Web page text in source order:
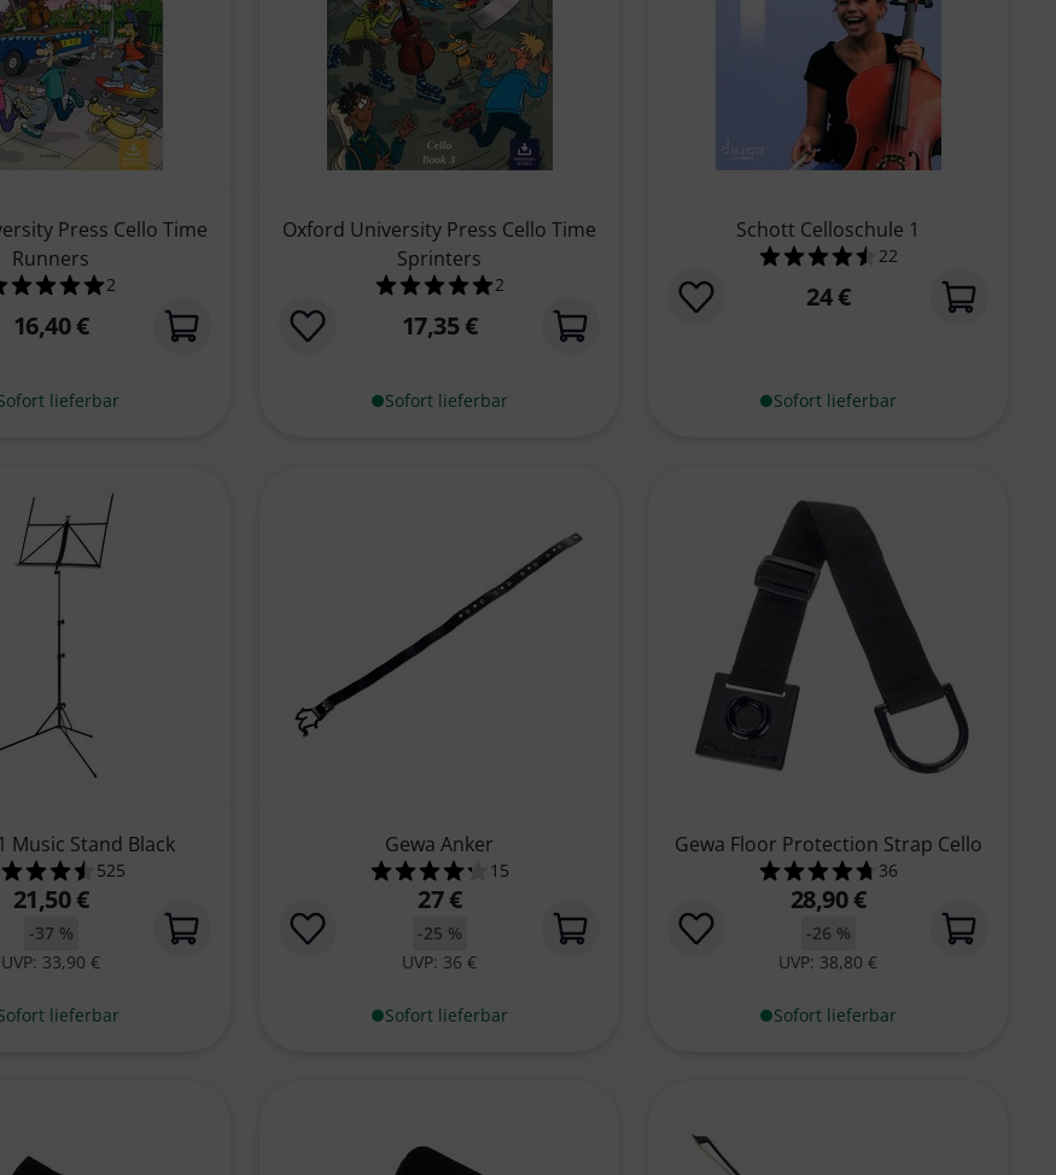
Press Cello Time
Runners
5.0 von 5 Sternen aus 2 Kundenbewertungen
2
16,40 €
lieferbar
Oxford University Press Cello Time
Sprinters
5.0 von 5 Sternen aus 2 Kundenbewertungen
2
17,35 €
Sofort lieferbar
Schott Celloschule 1
4.5 von 5 Sternen aus
22
24 €
Sofort lieferbar
Music Stand Black
4.5 von 5 Sternen aus 525 Kundenbewertungen
525
21,50 €
-37 %
UVP: 33,90 €
lieferbar
Gewa Anker
4.3 von 5 Sternen aus 15 Kundenbewertungen
15
27 €
-25 %
UVP: 36 €
Sofort lieferbar
Gewa Floor Protection Strap Cello
4.7 von 5 Sternen aus
36
28,90 €
-26 %
UVP: 38,80 €
Sofort lieferbar